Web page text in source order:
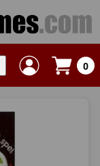
0